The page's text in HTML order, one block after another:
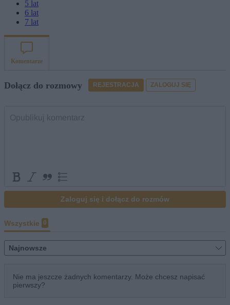
5 lat
6 lat
7 lat